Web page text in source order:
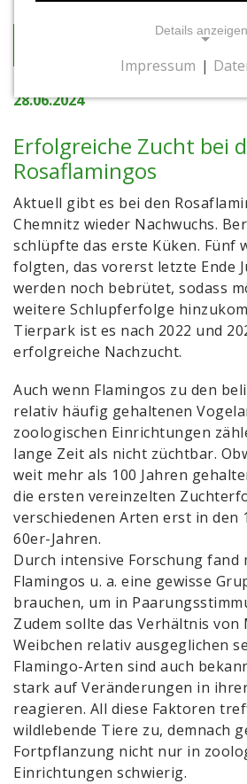
28.06.2024
Erfolgreiche Zucht bei
Rosaflamingos
Aktuell gibt es bei den
Chemnitz wieder Nachwuchs.
schlüpfte das erste Küken. Fünf
folgten, das vorerst letzte Ende
werden noch bebrütet, sodass
weitere Schlupferfolge
Tierpark ist es nach 2022 und
erfolgreiche Nachzucht.
Auch wenn Flamingos zu den
relativ häufig gehaltenen
zoologischen Einrichtungen
lange Zeit als nicht züchtbar.
weit mehr als 100 Jahren
die ersten vereinzelten
verschiedenen Arten erst in den
60er-Jahren.
Durch intensive Forschung fand
Flamingos u. a. eine gewisse
brauchen, um in
Zudem sollte das Verhältnis von
Weibchen relativ ausgeglichen
Flamingo-Arten sind auch
stark auf Veränderungen in
reagieren. All diese Faktoren
wildlebende Tiere zu, demnach
Fortpflanzung nicht nur in
Einrichtungen schwierig.
Details anzeigen
NOTWENDIGE COOKIES
Notwendige Cookies
einwandfreie Funktion der
erforderlich.
Cookie Consent
Name:
cookie_consent
Zweck:
Dieses Cookie speichert die
Einwilligungsoptionen des
1 Jahr
Impressum |